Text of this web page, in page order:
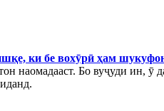
ки бе вохӯрӣ ҳам
наомадааст. Бо вуҷуди ин, ӯ